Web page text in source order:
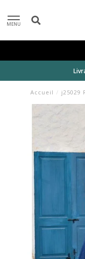
MENU
Accueil / j25029